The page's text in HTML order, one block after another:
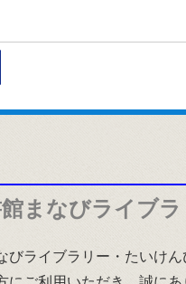
館まなびライブ
びライブラリー・たいけ